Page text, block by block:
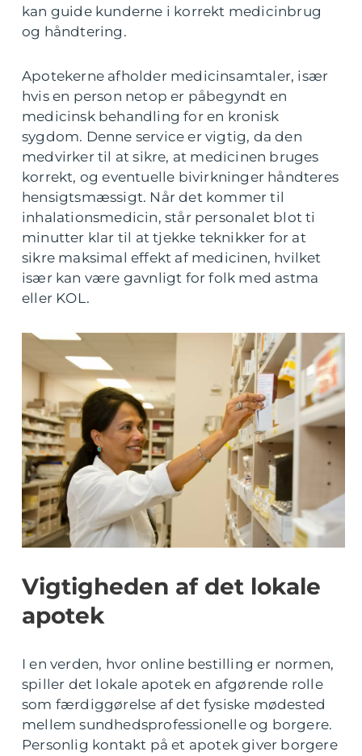
kan guide kunderne i korrekt medicinbrug
og håndtering.
Apotekerne afholder medicinsamtaler, især
hvis en person netop er påbegyndt en
medicinsk behandling for en kronisk
sygdom. Denne service er vigtig, da den
medvirker til at sikre, at medicinen bruges
korrekt, og eventuelle bivirkninger håndteres
hensigtsmæssigt. Når det kommer til
inhalationsmedicin, står personalet blot ti
minutter klar til at tjekke teknikker for at
sikre maksimal effekt af medicinen, hvilket
især kan være gavnligt for folk med astma
eller KOL.
Vigtigheden af det lokale
apotek
I en verden, hvor online bestilling er normen,
spiller det lokale apotek en afgørende rolle
som færdiggørelse af det fysiske mødested
mellem sundhedsprofessionelle og borgere.
Personlig kontakt på et apotek giver borgere